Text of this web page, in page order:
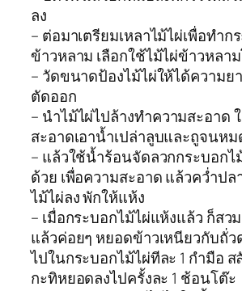
ลง
– ต่อมาเตรียมเหลาไม้ไผ่เพื่อทำก
ข้าวหลาม เลือกใช้ไม้ไผ่ข้าวหลา
– วัดขนาดป้องไม้ไผ่ให้ได้ความย
ตัดออก
– นำไม้ไผ่ไปล้างทำความสะอาด
สะอาดเอาน้ำเปล่าลูบและถูจนห
– แล้วใช้น้ำร้อนจัดลวกกระบอกไ
ด้วย เพื่อความสะอาด แล้วคว่ำปล
ไม้ไผ่ลง พักให้แห้ง
– เมื่อกระบอกไม้ไผ่แห้งแล้ว ก็สว
แล้วค่อยๆ หยอดข้าวเหนียวกับถั่ว
ไปในกระบอกไม้ไผ่ทีละ 1 กำมือ
กะทิหยอดลงไปครั้งละ 1 ช้อนโต๊ะ